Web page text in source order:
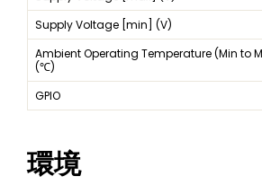
Supply Voltage [min] (V)
Ambient Operating Temperature (Min to
(℃)
GPIO
環境